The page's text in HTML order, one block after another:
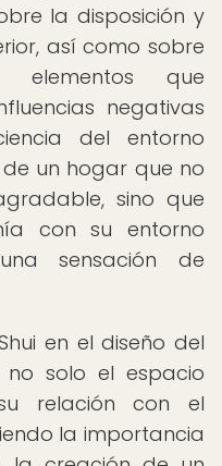
la disposición y
así como sobre
elementos que
negativas
del entorno
un hogar que no
sino que
con su entorno
sensación de
en el diseño del
solo el espacio
relación con el
la importancia